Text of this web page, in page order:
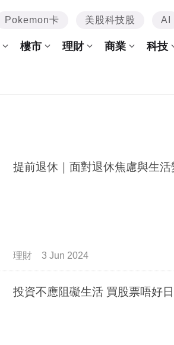
Pokemon卡 美股科技股 AI
樓市 理財 商業 科技
提前退休｜面對退休焦慮與生
理財 3 Jun 2024
投資不應阻礙生活 買股票唔好